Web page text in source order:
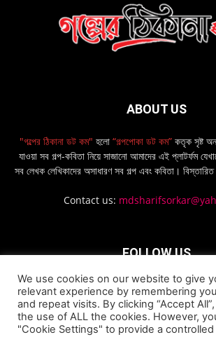
ABOUT US
"গল্পের ঠিকানা ডট কম" হলো “গল্পপোকা ডট কম” কতৃক সৃষ্ট
যাওয়া সব গল্প-কবিতা নিয়ে সাজানো আমাদের এই প্লাটর্ফম
সব লেখক লেখিকাদের অসাধারণ সব গল্প এবং কবিতা।
Contact us:
FOLLOW US
We use cookies on our website to give
relevant experience by remembering
and repeat visits. By clicking “Accept
the use of ALL the cookies. However,
"Cookie Settings" to provide a